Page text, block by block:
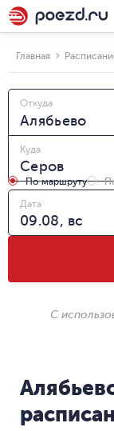
Главная
Откуда
Куда
По маршруту
Дата
С